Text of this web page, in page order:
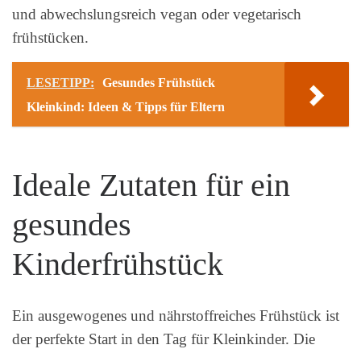
und abwechslungsreich vegan oder vegetarisch
frühstücken.
LESETIPP:
Gesundes Frühstück
Kleinkind: Ideen & Tipps für Eltern
Ideale Zutaten für ein
gesundes
Kinderfrühstück
Ein ausgewogenes und nährstoffreiches Frühstück ist
der perfekte Start in den Tag für Kleinkinder. Die